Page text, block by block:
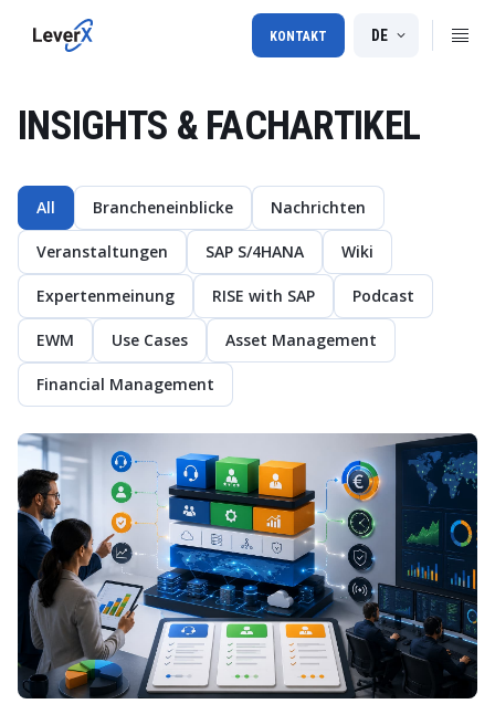
DE
KONTAKT
INSIGHTS & FACHARTIKEL
All Brancheneinblicke Nachrichten
Veranstaltungen SAP S/4HANA Wiki
Expertenmeinung RISE with SAP Podcast
EWM Use Cases Asset Management
Financial Management